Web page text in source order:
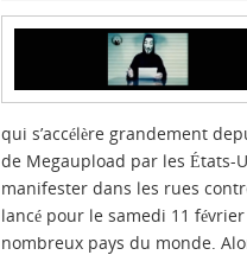
qui s’accélère grandement
de Megaupload par les États-
manifester dans les rues
lancé pour le samedi 11
nombreux pays du monde.